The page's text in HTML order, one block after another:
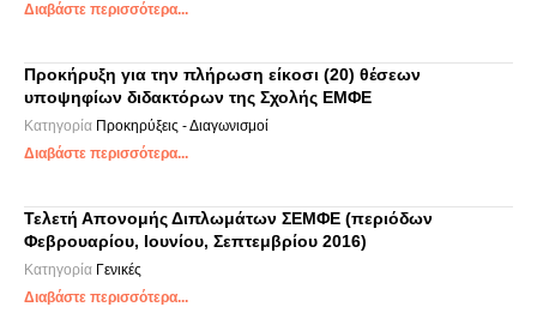
Διαβάστε περισσότερα...
Προκήρυξη για την πλήρωση είκοσι (20) θέσεων
υποψηφίων διδακτόρων της Σχολής ΕΜΦΕ
Κατηγορία Προκηρύξεις - Διαγωνισμοί
Διαβάστε περισσότερα...
Τελετή Απονομής Διπλωμάτων ΣΕΜΦΕ (περιόδων
Φεβρουαρίου, Ιουνίου, Σεπτεμβρίου 2016)
Κατηγορία Γενικές
Διαβάστε περισσότερα...